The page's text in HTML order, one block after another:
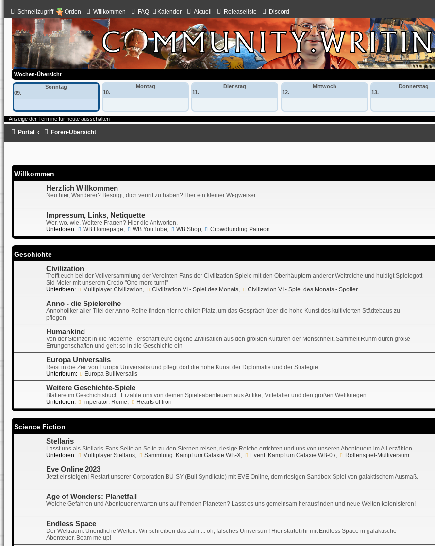
Schnellzugriff Orden Willkommen FAQ Kalender Aktuell Releaseliste Discord
Wochen-Übersicht
Sonntag
09.
Montag
10.
Dienstag
11.
Mittwoch
12.
Donnerstag
13.
Anzeige der Termine für heute ausschalten
Portal Foren-Übersicht
Willkommen
Herzlich Willkommen
Neu hier, Wanderer? Besorgt, dich verirrt zu haben? Hier ein kleiner Wegweiser.
Impressum, Links, Netiquette
Wer, wo, wie. Weitere Fragen? Hier die Antworten.
Unterforen:
WB Homepage, WB YouTube, WB Shop, Crowdfunding Patreon
Geschichte
Civilization
Trefft euch bei der Vollversammlung der Vereinten Fans der Civilization-Spiele mit den Oberhäuptern anderer Weltreiche und huldigt Spielegott
Sid Meier mit unserem Credo "One more turn!"
Unterforen:
Multiplayer Civilization, Civilization VI - Spiel des Monats, Civilization VI - Spiel des Monats - Spoiler
Anno - die Spielereihe
Annoholiker aller Titel der Anno-Reihe finden hier reichlich Platz, um das Gespräch über die hohe Kunst des kultivierten Städtebaus zu
pflegen.
Humankind
Von der Steinzeit in die Moderne - erschafft eure eigene Zivilisation aus den größten Kulturen der Menschheit. Sammelt Ruhm durch große
Errungenschaften und geht so in die Geschichte ein
Europa Universalis
Reist in die Zeit von Europa Universalis und pflegt dort die hohe Kunst der Diplomatie und der Strategie.
Unterforum:
Europa Bulliversalis
Weitere Geschichte-Spiele
Blättere im Geschichtsbuch. Erzähle uns von deinen Spieleabenteuern aus Antike, Mittelalter und den großen Weltkriegen.
Unterforen:
Imperator: Rome, Hearts of Iron
Science Fiction
Stellaris
Lasst uns als Stellaris-Fans Seite an Seite zu den Sternen reisen, riesige Reiche errichten und uns von unseren Abenteuern im All erzählen.
Unterforen:
Multiplayer Stellaris, Sammlung: Kampf um Galaxie WB-X, Event: Kampf um Galaxie WB-07, Rollenspiel-Multiversum
Eve Online 2023
Jetzt einsteigen! Restart unserer Corporation BU-SY (Bull Syndikate) mit EVE Online, dem riesigen Sandbox-Spiel von galaktischem Ausmaß.
Age of Wonders: Planetfall
Welche Gefahren und Abenteuer erwarten uns auf fremden Planeten? Lasst es uns gemeinsam herausfinden und neue Welten kolonisieren!
Endless Space
Der Weltraum. Unendliche Weiten. Wir schreiben das Jahr ... oh, falsches Universum! Hier startet ihr mit Endless Space in galaktische
Abenteuer. Beam me up!